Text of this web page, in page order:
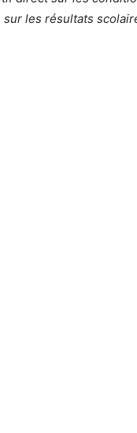
les résultats